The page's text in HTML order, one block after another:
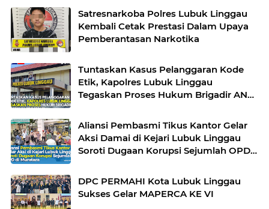
Satresnarkoba Polres Lubuk Linggau
Kembali Cetak Prestasi Dalam Upaya
Pemberantasan Narkotika
Tuntaskan Kasus Pelanggaran Kode
Etik, Kapolres Lubuk Linggau
Tegaskan Proses Hukum Brigadir AN
Aliansi Pembasmi Tikus Kantor Gelar
Aksi Damai di Kejari Lubuk Linggau
Soroti Dugaan Korupsi Sejumlah OPD
DPC PERMAHI Kota Lubuk Linggau
Sukses Gelar MAPERCA KE VI